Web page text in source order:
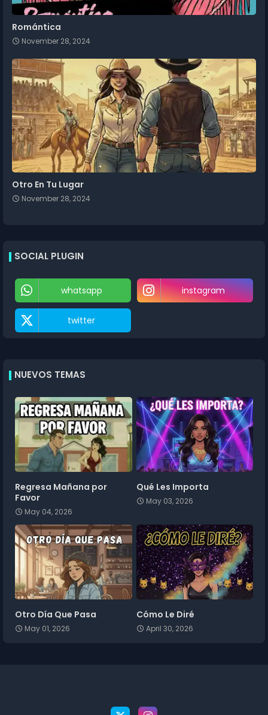
Romántica
November 28, 2024
Otro En Tu Lugar
November 28, 2024
SOCIAL PLUGIN
whatsapp instagram
twitter
NUEVOS TEMAS
Regresa Mañana por
Favor
May 04, 2026
Qué Les Importa
May 03, 2026
Otro Día Que Pasa
May 01, 2026
Cómo Le Diré
April 30, 2026